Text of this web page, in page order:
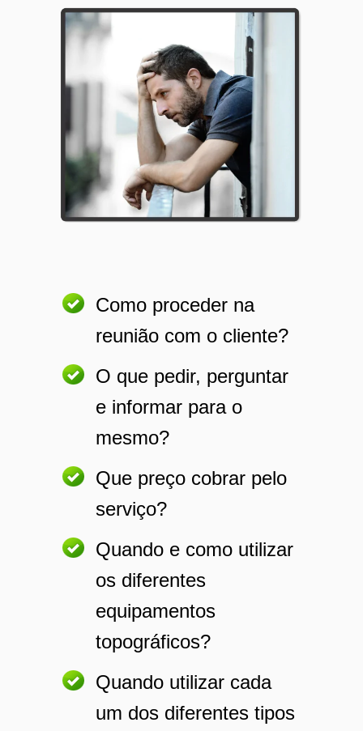
Como proceder na
reunião com o cliente?
O que pedir, perguntar
e informar para o
mesmo?
Que preço cobrar pelo
serviço?
Quando e como utilizar
os diferentes
equipamentos
topográficos?
Quando utilizar cada
um dos diferentes tipos